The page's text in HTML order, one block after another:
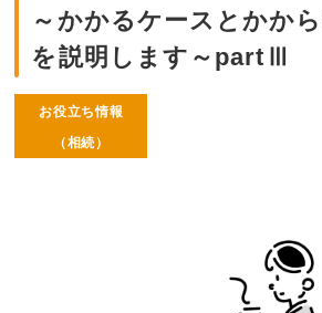
～かかるケースとかか
を説明します～partⅢ
お役立ち情報
（相続）